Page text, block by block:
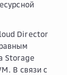
Director
Storage
В связи с